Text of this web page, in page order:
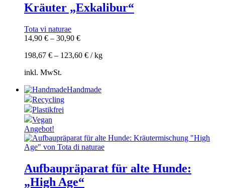
Kräuter „Exkalibur“
Tota vi naturae
14,90 € – 30,90 €
198,67 € – 123,60 € /kg
inkl. MwSt.
Handmade
Recycling
Plastikfrei
Vegan
Angebot!
Aufbaupräparat für alte Hunde:
„High Age“